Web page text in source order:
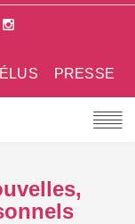
PRESSE